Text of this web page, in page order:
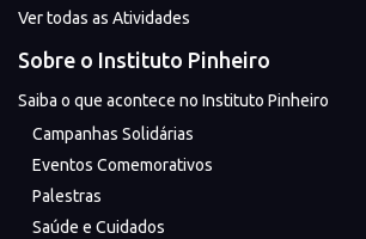
Ver todas as Atividades
Sobre o Instituto Pinheiro
Saiba o que acontece no Instituto Pinheiro
Campanhas Solidárias
Eventos Comemorativos
Palestras
Saúde e Cuidados